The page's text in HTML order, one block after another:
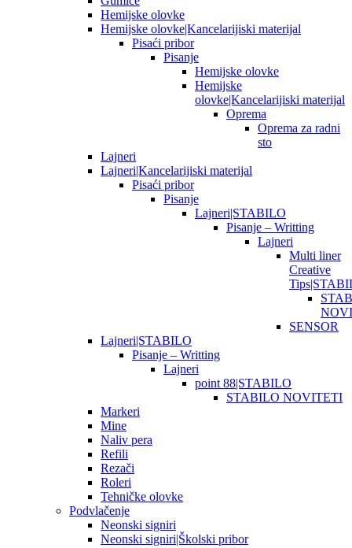
Hemijske olovke
Hemijske olovke|Kancelarijiski materijal
Pisaći pribor
Pisanje
Hemijske olovke
Hemijske
olovke|Kancelarijiski materijal
Oprema
Oprema za radni
sto
Lajneri
Lajneri|Kancelarijiski materijal
Pisaći pribor
Pisanje
Lajneri|STABILO
Pisanje – Writting
Lajneri
Multi liner
Creative
SENSOR
Lajneri|STABILO
Pisanje – Writting
Lajneri
point 88|STABILO
STABILO NOVITETI
Markeri
Mine
Naliv pera
Refili
Rezači
Roleri
Tehničke olovke
Podvlačenje
Neonski signiri
Neonski signiri|Školski pribor